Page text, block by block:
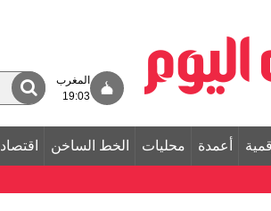
المغرب
19:03
أعمدة محليات الخط الساخن اقتصاد